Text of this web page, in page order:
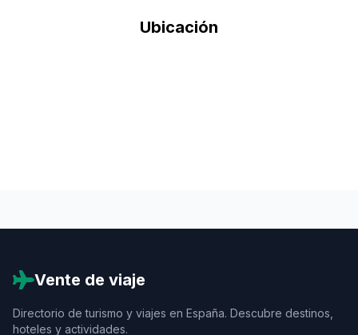
Ubicación
Vente de viaje
Directorio de turismo y viajes en España. Descubre destinos,
hoteles y actividades.